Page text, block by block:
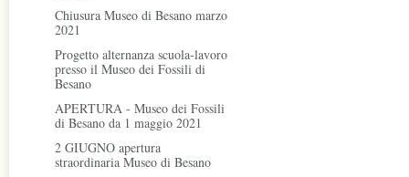
Chiusura Museo di Besano marzo
2021
Progetto alternanza scuola-lavoro
presso il Museo dei Fossili di
Besano
APERTURA - Museo dei Fossili
di Besano da 1 maggio 2021
2 GIUGNO apertura
straordinaria Museo di Besano